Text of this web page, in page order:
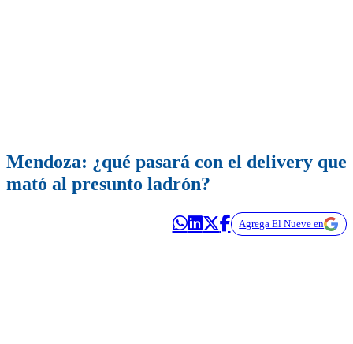
Mendoza: ¿qué pasará con el delivery que
mató al presunto ladrón?
Agrega El Nueve en